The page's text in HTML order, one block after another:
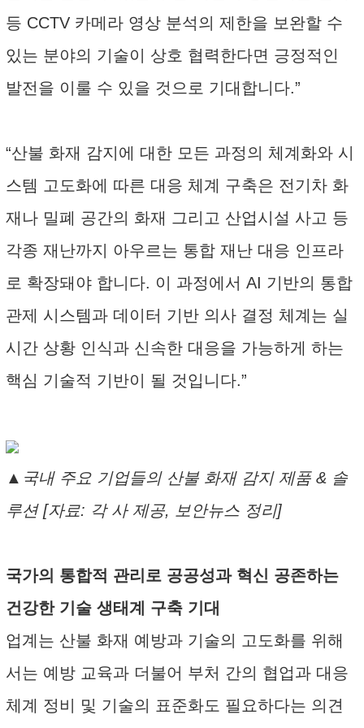
등 CCTV 카메라 영상 분석의 제한을 보완할 수
있는 분야의 기술이 상호 협력한다면 긍정적인
발전을 이룰 수 있을 것으로 기대합니다.”
“산불 화재 감지에 대한 모든 과정의 체계화와 시
스템 고도화에 따른 대응 체계 구축은 전기차 화
재나 밀폐 공간의 화재 그리고 산업시설 사고 등
각종 재난까지 아우르는 통합 재난 대응 인프라
로 확장돼야 합니다. 이 과정에서 AI 기반의 통합
관제 시스템과 데이터 기반 의사 결정 체계는 실
시간 상황 인식과 신속한 대응을 가능하게 하는
핵심 기술적 기반이 될 것입니다.”
▲국내 주요 기업들의 산불 화재 감지 제품 & 솔
루션 [자료: 각 사 제공, 보안뉴스 정리]
국가의 통합적 관리로 공공성과 혁신 공존하는
건강한 기술 생태계 구축 기대
업계는 산불 화재 예방과 기술의 고도화를 위해
서는 예방 교육과 더불어 부처 간의 협업과 대응
체계 정비 및 기술의 표준화도 필요하다는 의견